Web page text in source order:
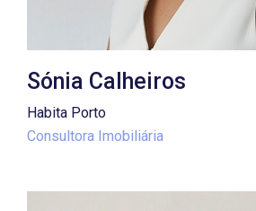
Sónia Calheiros
Habita Porto
Consultora Imobiliária